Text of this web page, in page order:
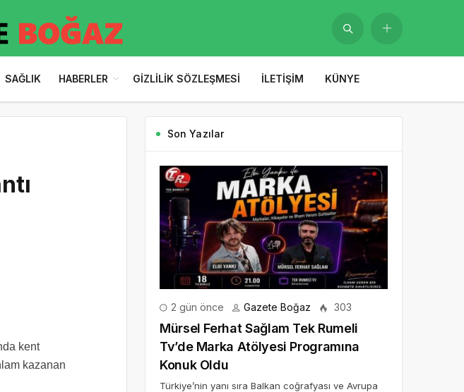
SAĞLIK HABERLER GIZLILIK SÖZLEŞMESI İLETIŞIM KÜNYE
kent
kazanan
Son Yazılar
2 gün önce Gazete Boğaz 303
Mürsel Ferhat Sağlam Tek Rumeli
Tv’de Marka Atölyesi Programına
Konuk Oldu
Türkiye’nin yanı sıra Balkan coğrafyası ve Avrupa